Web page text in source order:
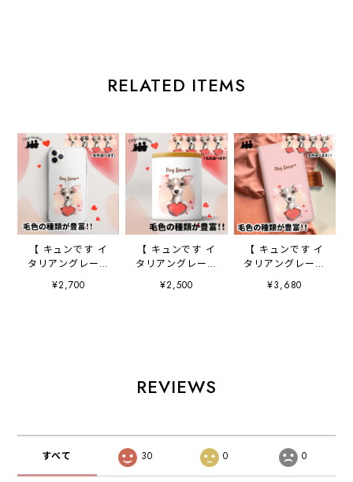
RELATED ITEMS
【 キュンです イ
タリアングレーハ
ウンド 】 スマホ
ケース クリアソ
¥2,700
【 キュンです イ
タリアングレーハ
ウンド 】 キャニ
スター 保存容
¥2,500
【 キュンです イ
タリアングレーハ
ウンド 】 手帳 ス
マホケース 犬
¥3,680
REVIEWS
すべて 30 0 0